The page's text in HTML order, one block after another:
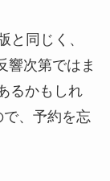
と同じく、
響次第ではま
るかもしれ
で、予約を忘